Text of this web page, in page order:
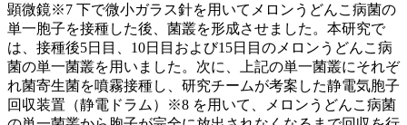
顕微鏡※7 下で微小ガラス針を用いてメロンうどんこ病菌の
単一胞子を接種した後、菌叢を形成させました。本研究で
は、接種後5日目、10日目および15日目のメロンうどんこ病
菌の単一菌叢を用いました。次に、上記の単一菌叢にそれぞ
れ菌寄生菌を噴霧接種し、研究チームが考案した静電気胞子
回収装置（静電ドラム）※8 を用いて、メロンうどんこ病菌